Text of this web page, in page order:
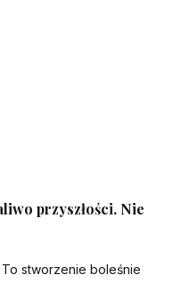
przyszłości. Nie